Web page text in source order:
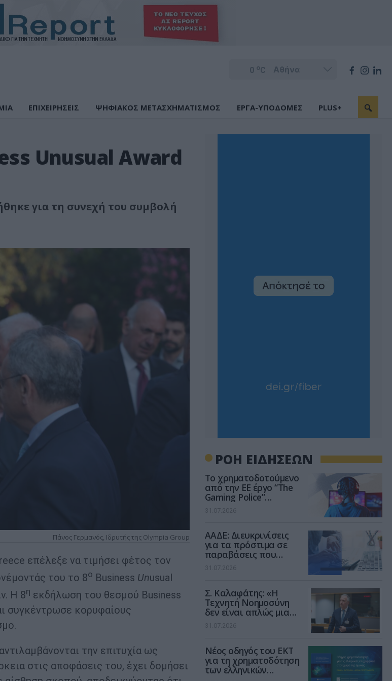
0 oC
ΕΠΙΧΕΙΡΗΣΕΙΣ ΨΗΦΙΑΚΟΣ ΜΕΤΑΣΧΗΜΑΤΙΣΜΟΣ ΕΡΓΑ-ΥΠΟΔΟΜΕΣ PLUS+
Unusual Award
για τη συνεχή του συμβολή
Πάνος Γερμανός, Ιδρυτής της Olympia Group
επέλεξε να τιμήσει φέτος τον
του το 8ο Business Unusual
Η 8η εκδήλωση του θεσμού Business
συγκέντρωσε κορυφαίους
την επιτυχία ως
στις αποφάσεις του, έχει δομήσει
ΡΟΗ ΕΙΔΗΣΕΩΝ
Το χρηματοδοτούμενο
από την ΕΕ έργο “The
Gaming Police”
ενισχύει την ασφάλεια
των παιδιών στο
31.07.2026
ΑΑΔΕ: Διευκρινίσεις
για τα πρόστιμα σε
παραβάσεις που
αφορούν τους ΦΗΜ
31.07.2026
Σ. Καλαφάτης: «Η
Τεχνητή Νοημοσύνη
δεν είναι απλώς μια
νέα τεχνολογία, είναι
μια νέα βιομηχανική
31.07.2026
Νέος οδηγός του ΕΚΤ
για τη χρηματοδότηση
των ελληνικών